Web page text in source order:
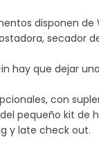
disponen
secador
hay que dejar
con
pequeño kit de
y late check out.